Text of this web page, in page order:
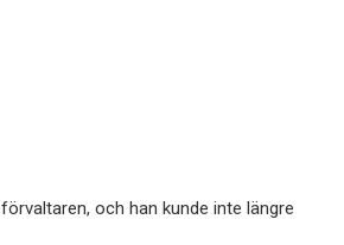
och han kunde inte längre